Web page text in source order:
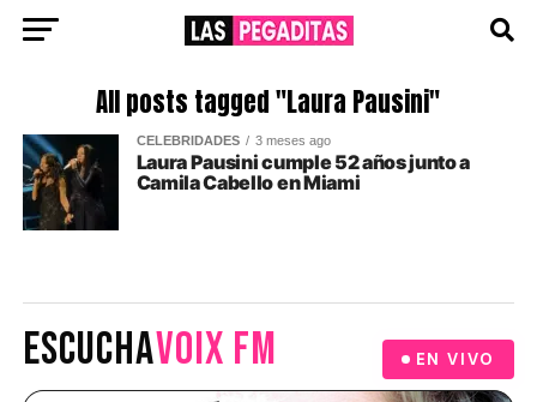
All posts tagged "Laura Pausini"
CELEBRIDADES 3 meses ago
Laura Pausini cumple 52 años junto a
Camila Cabello en Miami
ESCUCHAVOIX FM EN VIVO